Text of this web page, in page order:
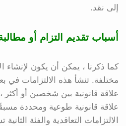
إلى نقد.
أسباب تقديم التزام أو
كما ذكرنا ، يمكن أن يكون لإنشاء
مختلفة. تنشأ هذه الالتزامات في
علاقة قانونية بين شخصين أو أكثر
علاقة قانونية طوعية ومحددة
الالتزامات التعاقدية والفئة